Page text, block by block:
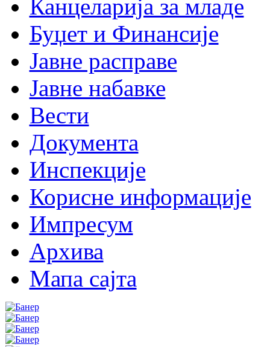
Канцеларија за младе
Буџет и Финансије
Јавне расправе
Јавне набавке
Вести
Документа
Инспекције
Корисне информације
Импресум
Архива
Мапа сајта